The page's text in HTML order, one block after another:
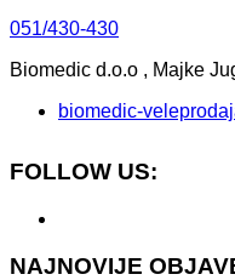
051/430-430
Biomedic d.o.o , Majke
biomedic-
FOLLOW US:
NAJNOVIJE